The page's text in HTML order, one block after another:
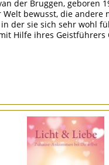
der Bruggen, geboren
Welt bewusst, die andere
der sie sich sehr wohl
Hilfe ihres Geistführers